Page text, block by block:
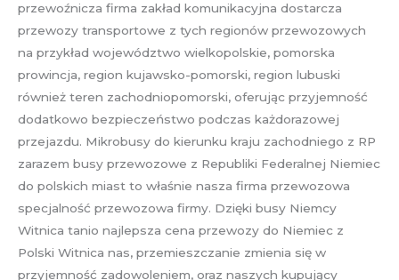
przewoźnicza firma zakład komunikacyjna dostarcza
przewozy transportowe z tych regionów przewozowych
na przykład województwo wielkopolskie, pomorska
prowincja, region kujawsko-pomorski, region lubuski
również teren zachodniopomorski, oferując przyjemność
dodatkowo bezpieczeństwo podczas każdorazowej
przejazdu. Mikrobusy do kierunku kraju zachodniego z RP
zarazem busy przewozowe z Republiki Federalnej Niemiec
do polskich miast to właśnie nasza firma przewozowa
specjalność przewozowa firmy. Dzięki busy Niemcy
Witnica tanio najlepsza cena przewozy do Niemiec z
Polski Witnica nas, przemieszczanie zmienia się w
przyjemność zadowoleniem, oraz naszych kupujący